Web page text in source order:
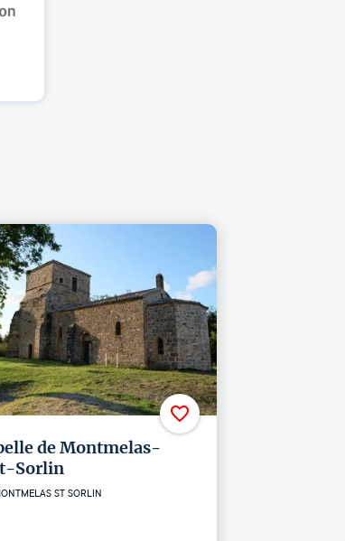
de Montmelas-
Sorlin
ST SORLIN